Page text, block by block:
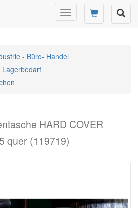
Navigation
umschalten
- Büro- Handel
Lagerbedarf
HARD COVER
quer (119719)